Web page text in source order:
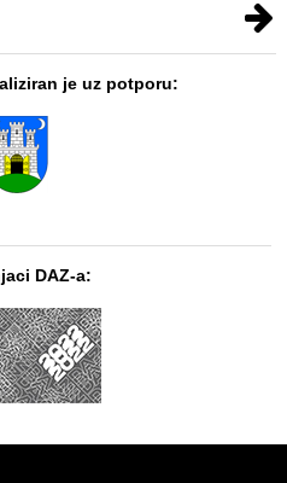
je uz potporu:
DAZ-a: